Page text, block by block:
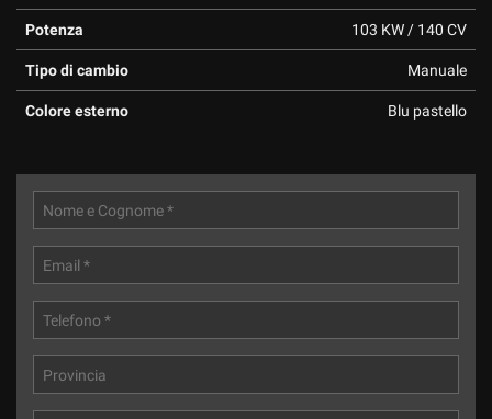
Potenza 103 KW / 140 CV
Tipo di cambio Manuale
Colore esterno Blu pastello